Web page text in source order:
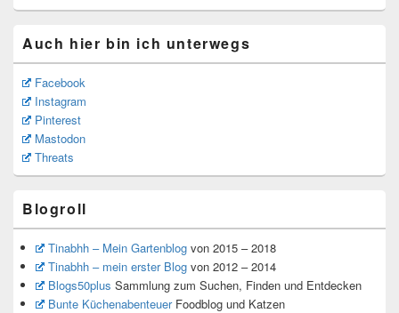
Auch hier bin ich unterwegs
Facebook
Instagram
Pinterest
Mastodon
Threats
Blogroll
Tinabhh – Mein Gartenblogvon 2015 – 2018
Tinabhh – mein erster Blogvon 2012 – 2014
Blogs50plus Sammlung zum Suchen, Finden und Entdecken
Bunte KüchenabenteuerFoodblog und Katzen